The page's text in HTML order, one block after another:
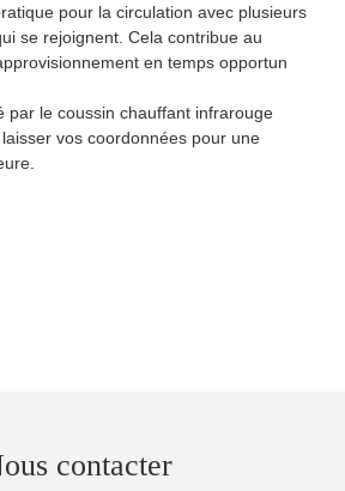
pour la circulation avec plusieurs
se rejoignent. Cela contribue au
en temps opportun
par le coussin chauffant infrarouge
vos coordonnées pour une
contacter